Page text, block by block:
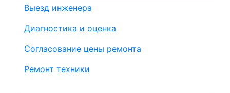
Выезд инженера
Диагностика и оценка
Согласование цены ремонта
Ремонт техники